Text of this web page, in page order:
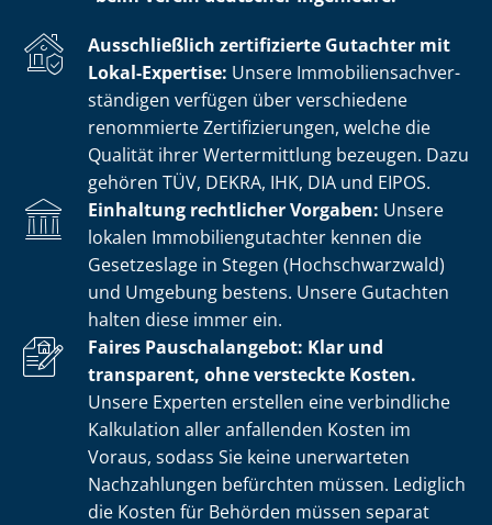
Ausschließlich zertifizierte Gutachter mit
Lokal-Expertise: Unsere Im­mo­bi­li­en­sach­ver­
stän­di­gen verfügen über verschiedene
renommierte Zer­ti­fi­zie­run­gen, welche die
Qualität ihrer Wertermittlung bezeugen. Dazu
gehören TÜV, DEKRA, IHK, DIA und EIPOS.
Einhaltung rechtlicher Vorgaben: Unsere
lokalen Im­mo­bi­li­en­gut­ach­ter kennen die
Gesetzeslage in Stegen (Hochschwarzwald)
und Umgebung bestens. Unsere Gutachten
halten diese immer ein.
Faires Pauschalangebot: Klar und
transparent, ohne versteckte Kosten.
Unsere Experten erstellen eine verbindliche
Kalkulation aller anfallenden Kosten im
Voraus, sodass Sie keine unerwarteten
Nachzahlungen befürchten müssen. Lediglich
die Kosten für Behörden müssen separat